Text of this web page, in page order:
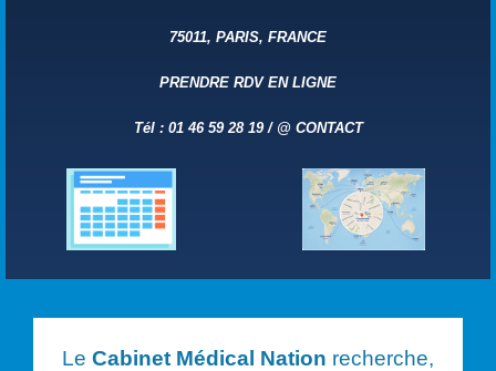
75011, PARIS, FRANCE
PRENDRE RDV EN LIGNE
Tél : 01 46 59 28 19 / @ CONTACT
Le Cabinet Médical Nation recherche,